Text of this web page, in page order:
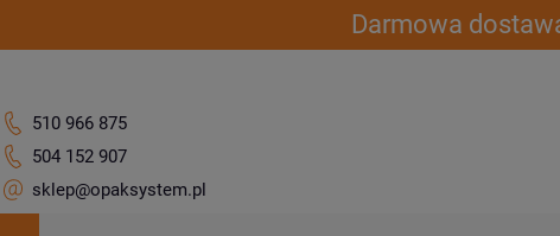
Darmowa
510 966 875
504 152 907
sklep@opaksystem.pl